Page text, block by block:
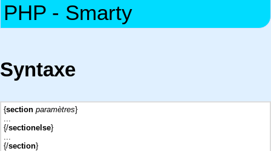
PHP - Smarty
Syntaxe
{section paramètres}
...
{/sectionelse}
...
{/section}